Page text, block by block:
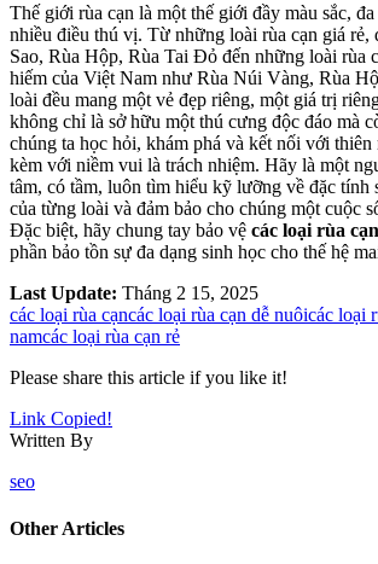
Thế giới rùa cạn là một thế giới đầy màu sắc,
nhiều điều thú vị. Từ những loài rùa cạn giá rẻ,
Sao, Rùa Hộp, Rùa Tai Đỏ đến những loài rùa
hiếm của Việt Nam như Rùa Núi Vàng, Rùa
loài đều mang một vẻ đẹp riêng, một giá trị
không chỉ là sở hữu một thú cưng độc đáo mà
chúng ta học hỏi, khám phá và kết nối với
kèm với niềm vui là trách nhiệm. Hãy là một
tâm, có tầm, luôn tìm hiểu kỹ lưỡng về đặc tính
của từng loài và đảm bảo cho chúng một cuộc
Đặc biệt, hãy chung tay bảo vệ các loại rùa
phần bảo tồn sự đa dạng sinh học cho thế hệ
Last Update: Tháng 2 15, 2025
các loại rùa cạncác loại rùa cạn dễ nuôicác loại
namcác loại rùa cạn rẻ
Please share this article if you like it!
Link Copied!
Written By
seo
Other Articles